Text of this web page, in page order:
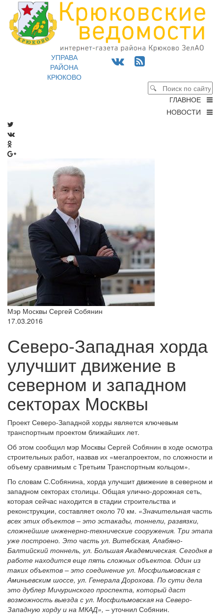
УПРАВА
РАЙОНА
КРЮКОВО
ГЛАВНОЕ
НОВОСТИ
Мэр Москвы Сергей Собянин
17.03.2016
Северо-Западная хорда
улучшит движение в
северном и западном
секторах Москвы
Проект Северо-Западной хорды является ключевым
транспортным проектом ближайших лет.
Об этом сообщил мэр Москвы Сергей Собянин в ходе осмотра
строительных работ, назвав их «мегапроектом, по сложности и
объему сравнимым с Третьим Транспортным кольцом».
По словам С.Собянина, хорда улучшит движение в северном и
западном секторах столицы. Общая улично-дорожная сеть,
которая сейчас находится в стадии строительства и
реконструкции, составляет около 70 км. «Значительная часть
всех этих объектов – это эстакады, тоннели, развязки,
сложнейшие инженерно-технические сооружения. Три этапа
уже построено. Это часть ул. Витебская, Алабяно-
Балтийский тоннель, ул. Большая Академическая. Сегодня в
работе находится еще пять сложных объектов. Один из
таких объектов – это соединение ул. Мосфильмовская с
Аминьевским шоссе, ул. Генерала Дорохова. По сути дела
это дублер Мичуринского проспекта, который даст
возможность выезда с ул. Мосфильмовская на Северо-
Западную хорду и на МКАД», – уточнил Собянин.